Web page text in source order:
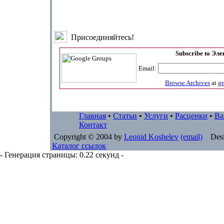
Присоединяйтесь!
Subscribe to
Email:
Browse Archives at
Главная • Статьи • Услуги • Расценки •
Контакт
Copyright © 2004 by Leonid Koshelev (email)
Каталог ссылок
- Генерация страницы: 0.22 секунд -